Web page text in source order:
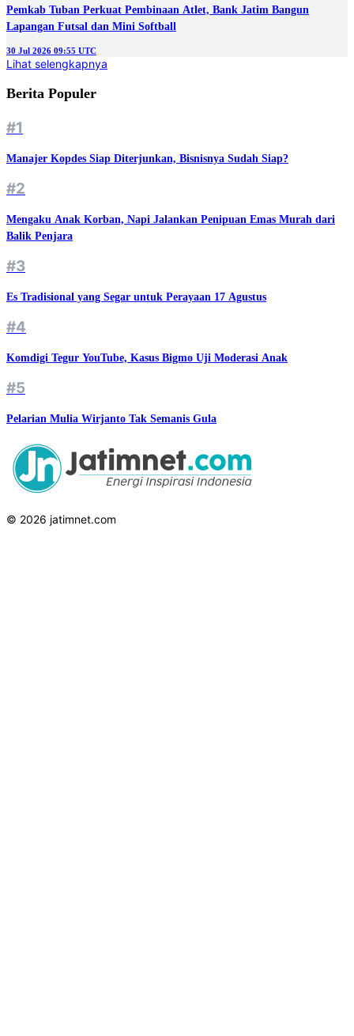
Pemkab Tuban Perkuat Pembinaan Atlet, Bank Jatim Bangun
Lapangan Futsal dan Mini Softball
30 Jul 2026 09:55 UTC
Lihat selengkapnya
Berita Populer
#1
Manajer Kopdes Siap Diterjunkan, Bisnisnya Sudah Siap?
#2
Mengaku Anak Korban, Napi Jalankan Penipuan Emas Murah dari
Balik Penjara
#3
Es Tradisional yang Segar untuk Perayaan 17 Agustus
#4
Komdigi Tegur YouTube, Kasus Bigmo Uji Moderasi Anak
#5
Pelarian Mulia Wirjanto Tak Semanis Gula
© 2026 jatimnet.com